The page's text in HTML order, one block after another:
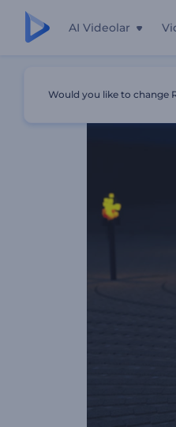
AI Videolar
Would you like to change